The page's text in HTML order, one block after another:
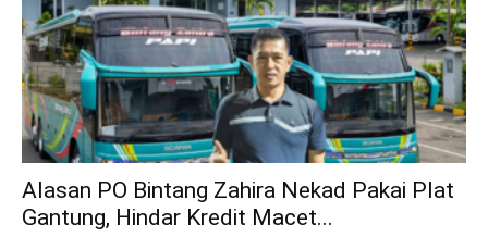
Alasan PO Bintang Zahira Nekad Pakai Plat
Gantung, Hindar Kredit Macet...